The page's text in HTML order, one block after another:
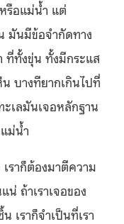
รือแม่น้ำ แต่
มันมีข้อจำกัดทาง
ที่ทั้งขุ่น ทั้งมีกระแส
บางทียากเกินไปที่
เลมันเจอหลักฐาน
ม่น้ำ
ราก็ต้องมาตีความ
น่ ถ้าเราเจอของ
เราก็จำเป็นที่เรา